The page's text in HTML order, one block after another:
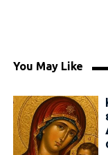
You May Like